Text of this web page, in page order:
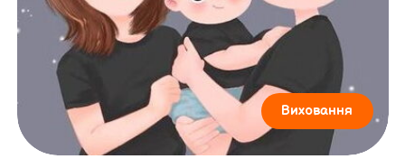
Виховання